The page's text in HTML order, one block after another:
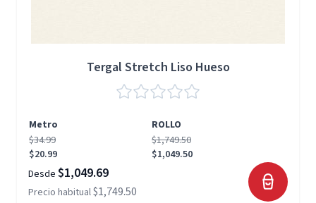
Tergal Stretch Liso Hueso
Metro
ROLLO
$34.99
$20.99
$1,749.50
$1,049.50
Desde $1,049.69
Precio habitual$1,749.50